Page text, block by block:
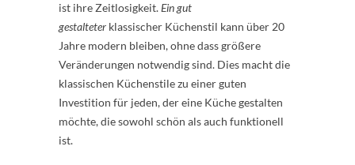
ist ihre Zeitlosigkeit.Ein gut
gestalteter klassischer Küchenstil kann über 20
Jahre modern bleiben, ohne dass größere
Veränderungen notwendig sind. Dies macht die
klassischen Küchenstile zu einer guten
Investition für jeden, der eine Küche gestalten
möchte, die sowohl schön als auch funktionell
ist.